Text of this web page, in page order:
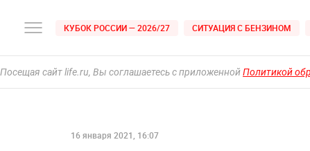
КУБОК РОССИИ — 2026/27 СИТУАЦИЯ С БЕНЗИНОМ
Посещая сайт life.ru, Вы соглашаетесь с приложеннойПолитикой
16 января 2021, 16:07